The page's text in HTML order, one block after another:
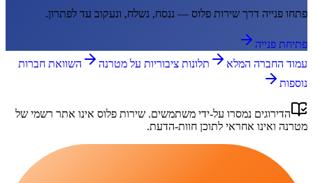
פתחו פנייה דרך שירות פלוס — ננסח, נשלח, ונעקוב עד לפתרון.
פתיחת פנייה
עמוד החברה המלא
תלונות ציבוריות על מטרנה
השוואת חברות
נוספות
הדירוגים נמסרו על-ידי משתמשים. שירות פלוס אינו אתר רשמי של
מטרנה ואינו אחראי לתוכן חוות-הדעת.